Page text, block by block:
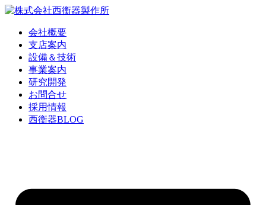
コ
会社概要
支店案内
設備＆技術
事業案内
研究開発
お問合せ
採用情報
西衡器BLOG